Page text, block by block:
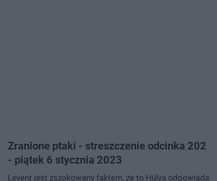
Zranione ptaki - streszczenie odcinka 202
- piątek 6 stycznia 2023
Levent jest zszokowany faktem, że to Hülya odpowiada